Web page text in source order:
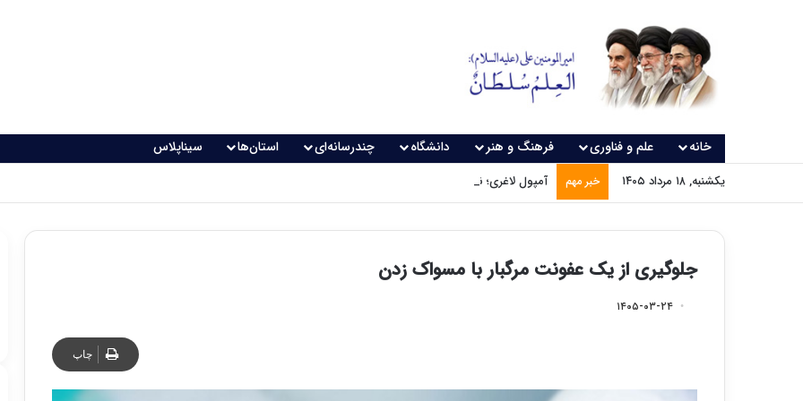
خانه علم و فناوری فرهنگ و هنر دانشگاه چندرسانه‌ای استان‌ها سیناپلاس
یکشنبه, ۱۸ مرداد ۱۴۰۵ خبر مهم آمپول لاغری؛ نسخه‌ای که بدون تغذیه خطرناک می‌شود
جلوگیری از یک عفونت مرگبار با مسواک زدن
۱۴۰۵-۰۳-۲۴
چاپ